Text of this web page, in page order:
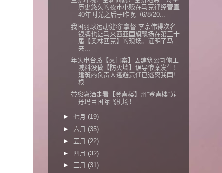
历史悠久的夜市小贩在马克律经营直
40年时光之后于昨晚（6/8/20...
我国羽球运动健将“拿督”李宗伟得次名
银牌也让马来西亚国旗飘扬在第三十
届【奥林匹克】的现场。证明了马
来...
年头电台路【灭门案】因建筑公司偷工
减料没做【防火墙】误导惨案发生！
建筑商负责人逃避责任已逃离我国！
根...
带您潇洒走看【登嘉楼】州”登嘉楼“苏
丹玛目国际飞机场！
► 七月 (19)
► 六月 (35)
► 五月 (22)
► 四月 (32)
► 三月 (31)